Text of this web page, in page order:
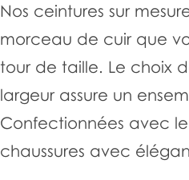
Nos ceintures sur
morceau de cuir que
tour de taille. Le choix
largeur assure un
Confectionnées avec
chaussures avec